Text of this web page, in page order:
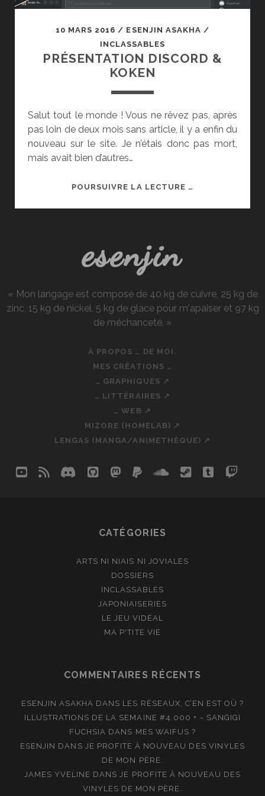
10 MARS 2016 / ESENJIN ASAKHA /
INCLASSABLES
PRÉSENTATION DISCORD &
KOKEN
Salut tout le monde ! Vous ne rêvez pas, après
pas loin de deux mois sans article, il y a enfin du
nouveau sur le site. Je n’étais donc pas mort,
mais avait bien d’autres…
POURSUIVRE LA LECTURE …
esenjin
« Mon langage est composé de 40 kg de cuivre, 25 kg de
zinc, 15 kg de nickel, 5 kg de glace pour m'apaiser et 97 kg
de méchanceté. »
À PROPOS … DE MOI.
MES CRÉATIONS …
… GRAPHIQUES ↗
… LITTÉRAIRES ↗
… WEB ↗
MIZORE (HOMELAB) ↗
LENGAS (MANGA/ANIMETHÈQUE) ↗
youtube
rss discord
githubmastodon
paypalsoundcloud
steamtumblr
CATÉGORIES
ARTS NI NIAIS NI JOVIALES
DOSSIERS
INCLASSABLES
JAPONIAISERIES
LE JEU VIDÉAL
MA P'TITE VIE
COMMENTAIRES RÉCENTS
ESENJIN ASAKHA DANS LES RÉSEAUX, C’EN EST OÙ ?
ILLUSTRATIONS DE LA SEMAINE #4.000 + – SANGIGI
FUCHSIA DANS MES WAIFUS ?
ESENJIN DANS JE PROFITE À NOUVEAU DES VINYLES
DE MON PÈRE.
JAMES YVELINE DANSJE PROFITE À NOUVEAU DES
VINYLES DE MON PÈRE.